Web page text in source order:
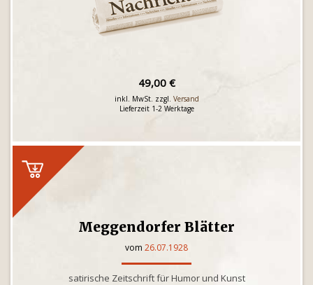
49,00 €
inkl. MwSt. zzgl. Versand
Lieferzeit 1-2 Werktage
Meggendorfer Blätter
vom 26.07.1928
satirische Zeitschrift für Humor und Kunst